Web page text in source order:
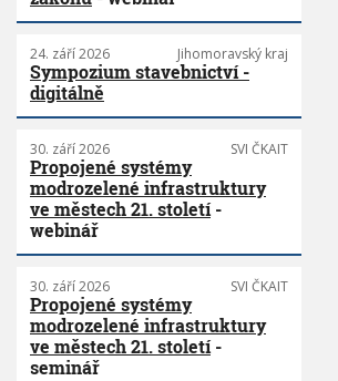
24. září 2026 Jihomoravský kraj
Sympozium stavebnictví -
digitálně
30. září 2026 SVI ČKAIT
Propojené systémy
modrozelené infrastruktury
ve městech 21. století-
webinář
30. září 2026 SVI ČKAIT
Propojené systémy
modrozelené infrastruktury
ve městech 21. století-
seminář